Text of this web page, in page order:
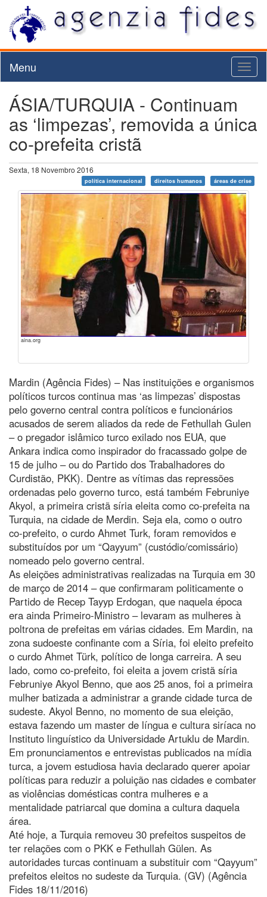
Menu
ÁSIA/TURQUIA - Continuam
as ‘limpezas’, removida a única
co-prefeita cristã
Sexta, 18 Novembro 2016
política internacional direitos humanos áreas de crise
aina.org
Mardin (Agência Fides) – Nas instituições e organismos
políticos turcos continua mas ‘as limpezas’ dispostas
pelo governo central contra políticos e funcionários
acusados de serem aliados da rede de Fethullah Gulen
– o pregador islâmico turco exilado nos EUA, que
Ankara indica como inspirador do fracassado golpe de
15 de julho – ou do Partido dos Trabalhadores do
Curdistão, PKK). Dentre as vítimas das repressões
ordenadas pelo governo turco, está também Februniye
Akyol, a primeira cristã síria eleita como co-prefeita na
Turquia, na cidade de Merdin. Seja ela, como o outro
co-prefeito, o curdo Ahmet Turk, foram removidos e
substituídos por um “Qayyum” (custódio/comissário)
nomeado pelo governo central.
As eleições administrativas realizadas na Turquia em 30
de março de 2014 – que confirmaram politicamente o
Partido de Recep Tayyp Erdogan, que naquela época
era ainda Primeiro-Ministro – levaram as mulheres à
poltrona de prefeitas em várias cidades. Em Mardin, na
zona sudoeste confinante com a Síria, foi eleito prefeito
o curdo Ahmet Türk, político de longa carreira. A seu
lado, como co-prefeito, foi eleita a jovem cristã síria
Februniye Akyol Benno, que aos 25 anos, foi a primeira
mulher batizada a administrar a grande cidade turca de
sudeste. Akyol Benno, no momento de sua eleição,
estava fazendo um master de língua e cultura siríaca no
Instituto linguístico da Universidade Artuklu de Mardin.
Em pronunciamentos e entrevistas publicados na mídia
turca, a jovem estudiosa havia declarado querer apoiar
políticas para reduzir a poluição nas cidades e combater
as violências domésticas contra mulheres e a
mentalidade patriarcal que domina a cultura daquela
área.
Até hoje, a Turquia removeu 30 prefeitos suspeitos de
ter relações com o PKK e Fethullah Gülen. As
autoridades turcas continuam a substituir com “Qayyum”
prefeitos eleitos no sudeste da Turquia. (GV) (Agência
Fides 18/11/2016)